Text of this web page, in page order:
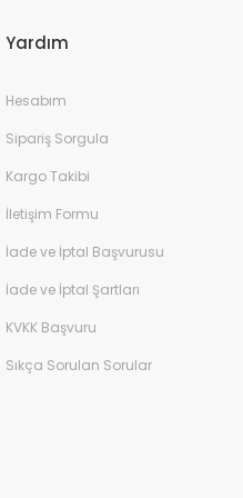
Yardım
Hesabım
Sipariş Sorgula
Kargo Takibi
İletişim Formu
İade ve İptal Başvurusu
İade ve İptal Şartları
KVKK Başvuru
Sıkça Sorulan Sorular